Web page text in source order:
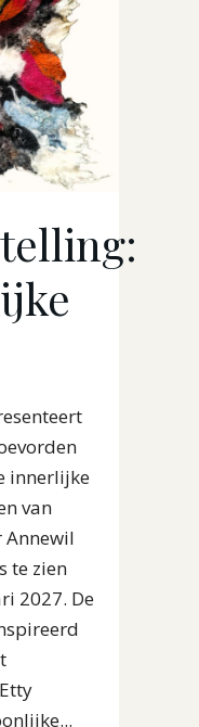
innerlijke
van
Annewil
te zien
2027. De